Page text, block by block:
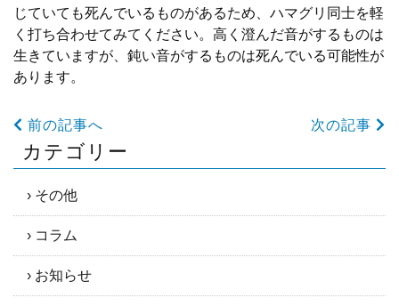
じていても死んでいるものがあるため、ハマグリ同士を軽
く打ち合わせてみてください。高く澄んだ音がするものは
生きていますが、鈍い音がするものは死んでいる可能性が
あります。
前の記事へ 次の記事
カテゴリー
その他
コラム
お知らせ